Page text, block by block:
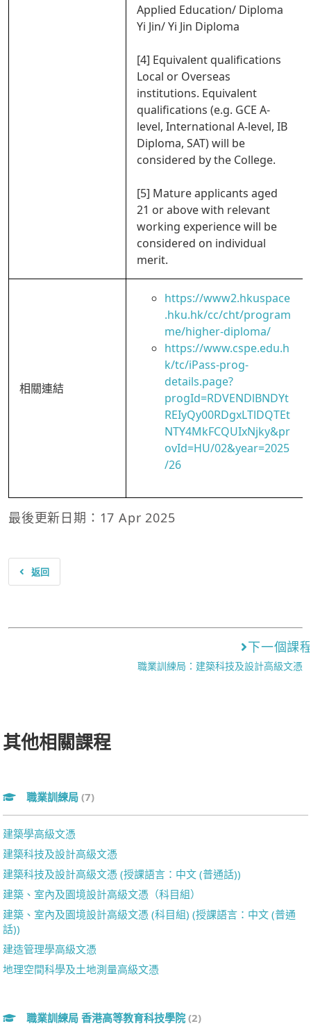
Applied Education/ Diploma
Yi Jin/ Yi Jin Diploma
[4] Equivalent qualifications
Local or Overseas
institutions. Equivalent
qualifications (e.g. GCE A-
level, International A-level, IB
Diploma, SAT) will be
considered by the College.
[5] Mature applicants aged
21 or above with relevant
working experience will be
considered on individual
merit.
相關連結
https://www2.hkuspace
.hku.hk/cc/cht/program
me/higher-diploma/
https://www.cspe.edu.h
k/tc/iPass-prog-
details.page?
progId=RDVENDlBNDYt
REIyQy00RDgxLTlDQTEt
NTY4MkFCQUIxNjky&pr
ovId=HU/02&year=2025
/26
最後更新日期：17 Apr 2025
返回
下一個課
職業訓練局：建築科技及設計高級文憑
其他相關課程
職業訓練局 (7)
建築學高級文憑
建築科技及設計高級文憑
建築科技及設計高級文憑 (授課語言：中文 (普通話))
建築、室內及園境設計高級文憑（科目組）
建築、室內及園境設計高級文憑 (科目組) (授課語言：中文 (普通
話))
建造管理學高級文憑
地理空間科學及土地測量高級文憑
職業訓練局 香港高等教育科技學院 (2)